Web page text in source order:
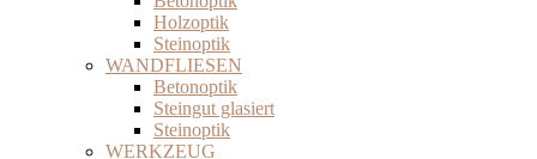
Holzoptik
Steinoptik
WANDFLIESEN
Betonoptik
Steingut glasiert
Steinoptik
WERKZEUG